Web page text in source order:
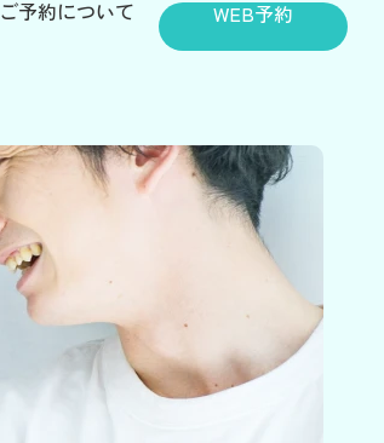
ご予約について WEB予約